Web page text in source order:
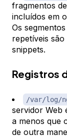
fragmentos
incluídos em
Os
repetíveis
snippets.
Registros
/var/log/
servidor Web
a menos que
de outra